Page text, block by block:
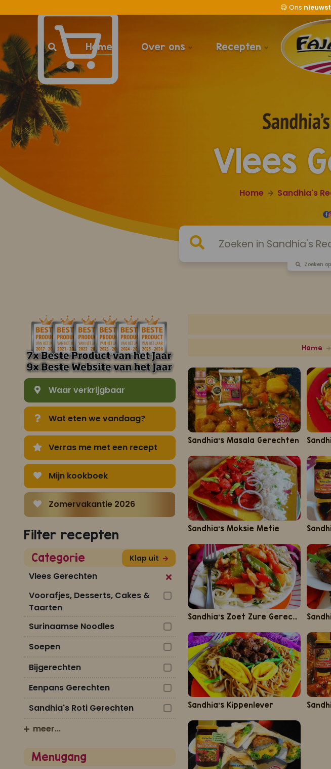
😋 Ons
Home Over ons Recepten
Vlees
Home Sandhia's
Zoeken
Waar verkrijgbaar
Wat eten we vandaag?
Verras me met een recept
Mijn kookboek
Zomervakantie 2026
Filter recepten
Categorie Klap uit
Vlees Gerechten
Voorafjes, Desserts, Cakes &
Taarten
Surinaamse Noodles
Soepen
Bijgerechten
Eenpans Gerechten
Sandhia's Roti Gerechten
meer...
Menugang
Home
Sandhia's Masala Gerechten
Sandhia's Moksie Metie
Sandhia's Zoet Zure Gerechten
Sandhia's Kippenlever